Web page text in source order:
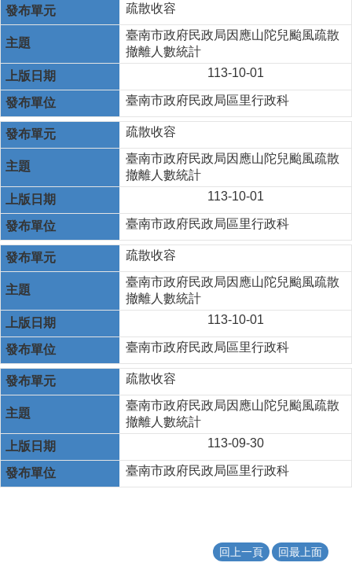
疏散收容
臺南市政府民政局因應山陀兒颱風疏散
撤離人數統計
113-10-01
臺南市政府民政局區里行政科
疏散收容
臺南市政府民政局因應山陀兒颱風疏散
撤離人數統計
113-10-01
臺南市政府民政局區里行政科
疏散收容
臺南市政府民政局因應山陀兒颱風疏散
撤離人數統計
113-10-01
臺南市政府民政局區里行政科
疏散收容
臺南市政府民政局因應山陀兒颱風疏散
撤離人數統計
113-09-30
臺南市政府民政局區里行政科
回上一頁 回最上面